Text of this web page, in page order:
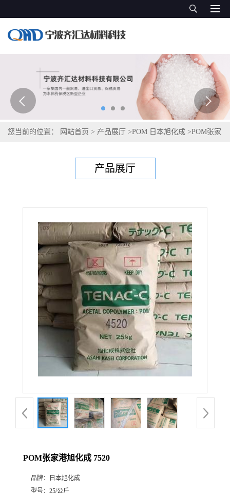
您当前的位置： 网站首页 > 产品展厅 >POM 日本旭化成 >POM张家
产品展厅
POM张家港旭化成 7520
品牌：
日本旭化成
型号： 25/公斤